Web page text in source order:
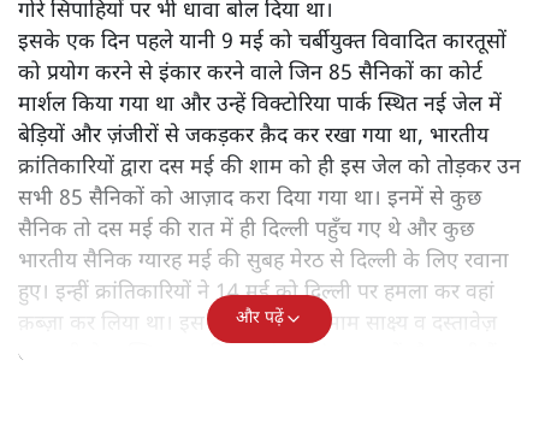
इतिहास की पाठ्य पुस्तकों में हमेशा से यही पढ़ाया जाता रहा है कि
1857 के प्रथम स्वतंत्रता संग्राम की क्रांति की शुरुआत मेरठ से हुई
थी। इतिहासकारों तथा राजकीय स्वतंत्रता संग्रहालय में प्रथम
स्वतंत्रता संग्राम से संबंधित जानकारियों के मुताबिक़ दस मई
1857 को शाम पांच बजे जब गिरिजाघर का घंटा बजा, तब लोग
घरों से निकलकर सड़कों पर एकत्रित होने लगे थे। मेरठ के सदर
बाज़ार क्षेत्र में अंग्रेज़ों की सेना पर क्रांतिकारियों की भीड़ ने हमला
बोल दिया। उसी समय 11वीं व 20वीं पैदल सेना के भारतीय
सैनिकों ने परेड ग्राउंड में इकट्ठा होकर अंग्रेज़ सैन्य अधिकारियों व
गोरे सिपाहियों पर भी धावा बोल दिया था।
इसके एक दिन पहले यानी 9 मई को चर्बीयुक्त विवादित कारतूसों
को प्रयोग करने से इंकार करने वाले जिन 85 सैनिकों का कोर्ट